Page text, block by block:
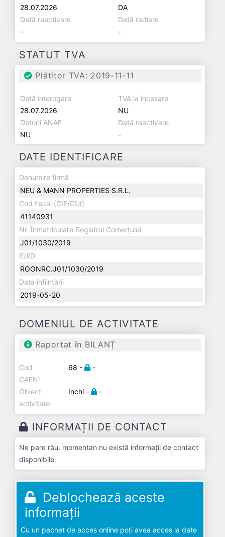
28.07.2026
DA
Dată reactivare
-
Dată radiere
-
STATUT TVA
Plătitor TVA: 2019-11-11
Dată interogare
28.07.2026
TVA la încasare
NU
Datorii ANAF
NU
Dată reactivare
-
DATE IDENTIFICARE
Denumire firmă
NEU & MANN PROPERTIES S.R.L.
Cod fiscal (CIF/CUI)
41140931
Nr. Înmatriculare Registrul Comerțului
J01/1030/2019
EUID
ROONRC.J01/1030/2019
Data înființării
2019-05-20
DOMENIUL DE ACTIVITATE
Raportat în BILANȚ
Cod
CAEN:
68 - -
Obiect
activitate:
Inchi - -
INFORMAȚII DE CONTACT
Ne pare rău, momentan nu există informații de contact
disponibile.
Deblochează aceste
informații
Cu un pachet de acces online poți avea acces la date